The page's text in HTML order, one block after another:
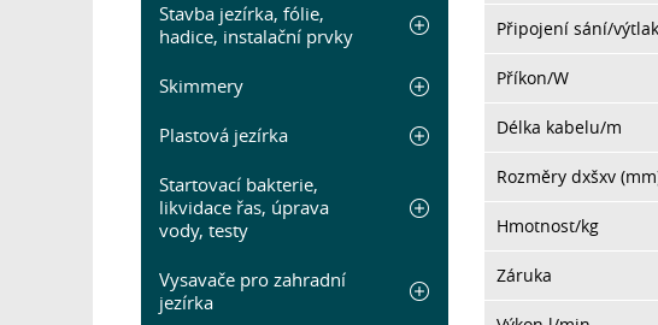
Stavba jezírka, fólie,
hadice, instalační prvky
Skimmery
Plastová jezírka
Startovací bakterie,
likvidace řas, úprava
vody, testy
Vysavače pro zahradní
jezírka
Připojení sání/výtlak
Příkon/W
Délka kabelu/m
Rozměry dxšxv
Hmotnost/kg
Záruka